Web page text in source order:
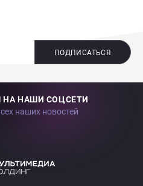
ПОДПИСАТЬСЯ
НАШИ СОЦСЕТИ
наших новостей